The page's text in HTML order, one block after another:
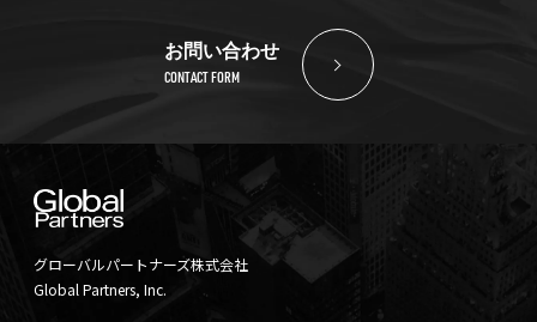
お問い合わせ
CONTACT FORM
グローバルパートナーズ株式会社
Global Partners, Inc.